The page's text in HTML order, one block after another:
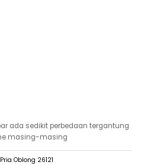
ada sedikit perbedaan tergantung
masing-masing
Oblong 26121